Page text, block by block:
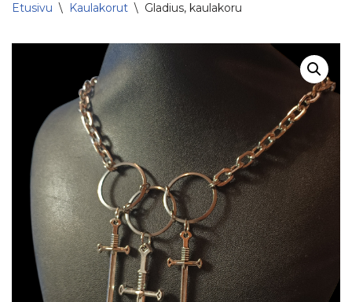
Etusivu \ Kaulakorut \ Gladius, kaulakoru